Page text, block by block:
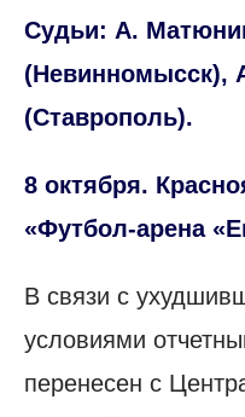
Судьи: А.
(Невинномысск),
(Ставрополь).
8 октября.
«Футбол-арена
В связи с
условиями
перенесен с